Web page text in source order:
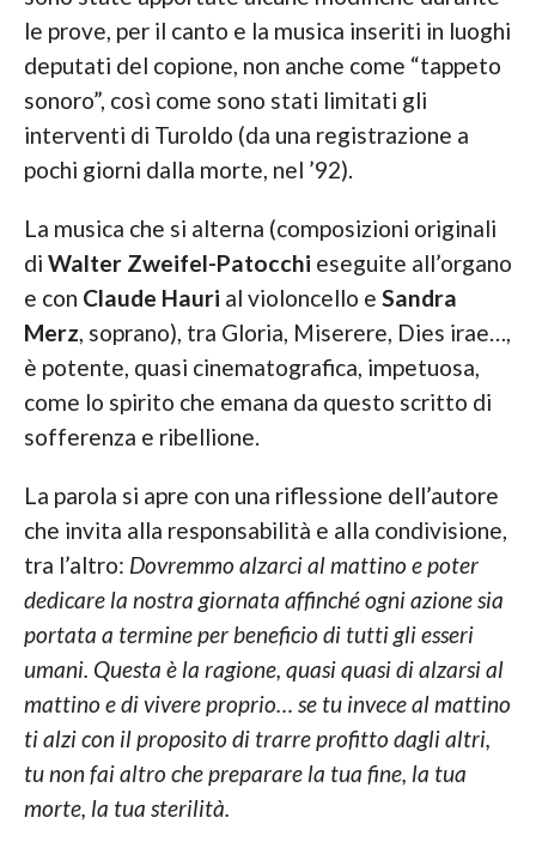
le prove, per il canto e la musica inseriti in luoghi
deputati del copione, non anche come “tappeto
sonoro”, così come sono stati limitati gli
interventi di Turoldo (da una registrazione a
pochi giorni dalla morte, nel ’92).
La musica che si alterna (composizioni originali
di Walter Zweifel-Patocchi eseguite all’organo
e con Claude Hauri al violoncello e Sandra
Merz, soprano), tra Gloria, Miserere, Dies irae…,
è potente, quasi cinematografica, impetuosa,
come lo spirito che emana da questo scritto di
sofferenza e ribellione.
La parola si apre con una riflessione dell’autore
che invita alla responsabilità e alla condivisione,
tra l’altro: Dovremmo alzarci al mattino e poter
dedicare la nostra giornata affinché ogni azione sia
portata a termine per beneficio di tutti gli esseri
umani. Questa è la ragione, quasi quasi di alzarsi al
mattino e di vivere proprio… se tu invece al mattino
ti alzi con il proposito di trarre profitto dagli altri,
tu non fai altro che preparare la tua fine, la tua
morte, la tua sterilità.